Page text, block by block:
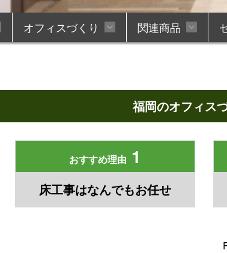
防犯カメラTOPページ
オフィスづくり
工事
オフィス移転・引越
間仕切・パーティション
照明工事
関連商品
複合機・パソコン
入退室管理
レイアウト無料作成
建設業許可 取得企業
福岡のオフィス
おすすめ理由 1
床工事はなんでもお任せ